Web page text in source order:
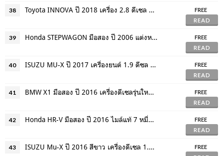
38 Toyota INNOVA ปี 2018 เครื่อง 2.8 ดีเซล ตัวท๊อปสุด เครดิตดี ฟรีดาวน์ ดอกพิเศษ
FREE
READ
39 Honda STEPWAGON มือสอง ปี 2006 แต่งหล่อๆ หลังคาแก้ว ประตูสไลด์ไฟฟ้า 2 ฝั่ง
FREE
READ
40 ISUZU MU-X ปี 2017 เครื่องยนต์ 1.9 ดีซล ไมล์แท้ 7 หมื่นโล ฟรีดาวน์ ดอกพิเศษ
FREE
READ
41 BMW X1 มือสอง ปี 2016 เครื่องดีเซลรุ่นใหม่ TWIN TURBO ตัวพิเศษ M SPORT
FREE
READ
42 Honda HR-V มือสอง ปี 2016 ไมล์แท้ 7 หมื่นโล ตัวท๊อปสุุด ฟรีดาวน์ ดอกเบี้ยพิเศษ
FREE
READ
43 ISUZU Mu-X ปี 2016 สีขาว เครื่องดีเซล 1.9 ตัวท๊อปสุด ขับ2 ฟรีดาวน์ ดอกเบี้ยพิเศษ
FREE